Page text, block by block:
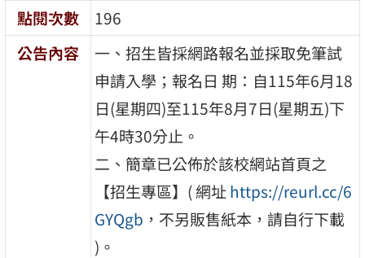
點閱次數
196
公告內容
一、招生皆採網路報名並採取免筆試
申請入學；報名日 期：自115年6月18
日(星期四)至115年8月7日(星期五)下
午4時30分止。
二、簡章已公佈於該校網站首頁之
【招生專區】( 網址https://reurl.cc/6
GYQgb ，不另販售紙本，請自行下載
)。